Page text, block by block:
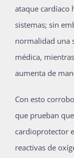
ataque cardíaco
sistemas; sin
normalidad una
médica,
aumenta de
Con esto
que prueban
cardioprotector
reactivas de